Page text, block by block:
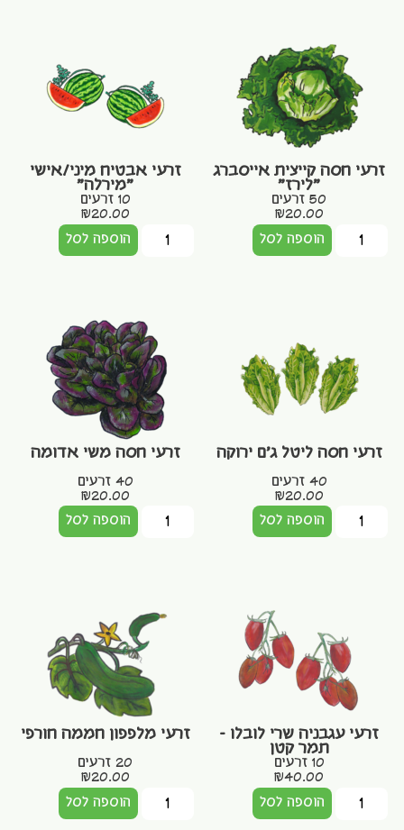
זרעי חסה קייצית אייסברג
"לירז"
50 זרעים
₪20.00
הוספה לסל
זרעי אבטיח מיני/אישי
"מירלה"
10 זרעים
₪20.00
הוספה לסל
זרעי חסה ליטל ג'ם ירוקה
40 זרעים
₪20.00
הוספה לסל
זרעי חסה משי אדומה
40 זרעים
₪20.00
הוספה לסל
זרעי עגבניה שרי לובלו –
תמר קטן
10 זרעים
₪40.00
הוספה לסל
זרעי מלפפון חממה חורפי
20 זרעים
₪20.00
הוספה לסל